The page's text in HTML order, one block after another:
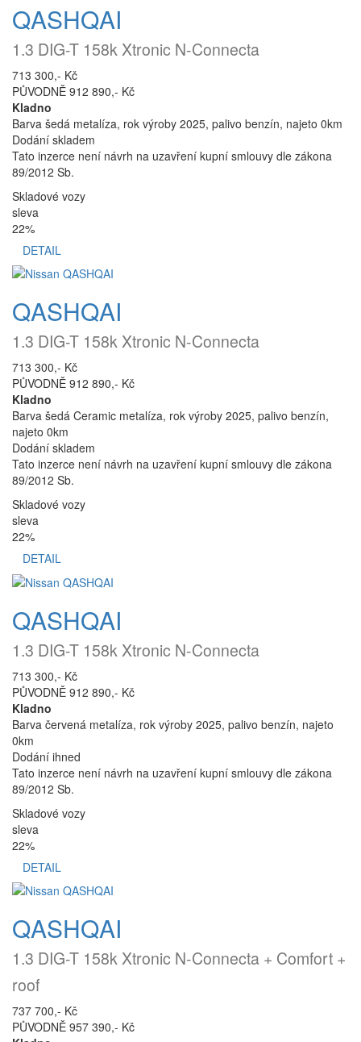
QASHQAI
1.3 DIG-T 158k Xtronic N-Connecta
713 300,- Kč
PŮVODNĚ 912 890,- Kč
Kladno
Barva šedá metalíza, rok výroby 2025, palivo benzín, najeto 0km
Dodání skladem
Tato inzerce není návrh na uzavření kupní smlouvy dle zákona
89/2012 Sb.
Skladové vozy
sleva
22%
DETAIL
QASHQAI
1.3 DIG-T 158k Xtronic N-Connecta
713 300,- Kč
PŮVODNĚ 912 890,- Kč
Kladno
Barva šedá Ceramic metalíza, rok výroby 2025, palivo benzín,
najeto 0km
Dodání skladem
Tato inzerce není návrh na uzavření kupní smlouvy dle zákona
89/2012 Sb.
Skladové vozy
sleva
22%
DETAIL
QASHQAI
1.3 DIG-T 158k Xtronic N-Connecta
713 300,- Kč
PŮVODNĚ 912 890,- Kč
Kladno
Barva červená metalíza, rok výroby 2025, palivo benzín, najeto
0km
Dodání ihned
Tato inzerce není návrh na uzavření kupní smlouvy dle zákona
89/2012 Sb.
Skladové vozy
sleva
22%
DETAIL
QASHQAI
1.3 DIG-T 158k Xtronic N-Connecta + Comfort +
roof
737 700,- Kč
PŮVODNĚ 957 390,- Kč